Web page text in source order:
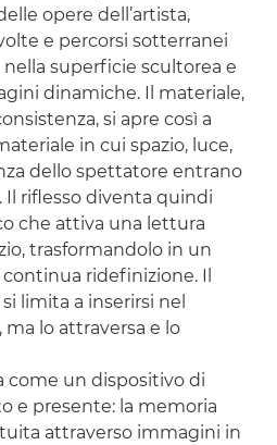
opere dell’artista,
e percorsi sotterranei
superficie scultorea e
dinamiche. Il materiale,
si apre così a
in cui spazio, luce,
dello spettatore entrano
Il riflesso diventa quindi
che attiva una lettura
trasformandolo in un
ridefinizione. Il
limita a inserirsi nel
ma lo attraversa e lo
come un dispositivo di
e presente: la memoria
attraverso immagini in